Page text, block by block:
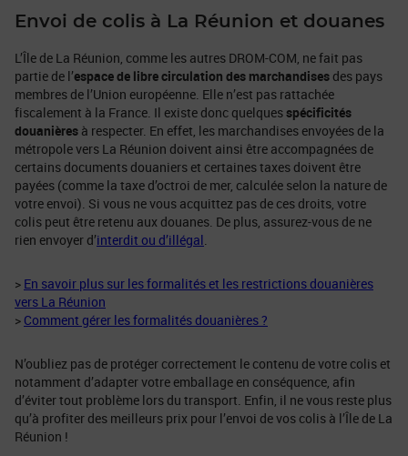
Envoi de colis à La Réunion et douanes
L’Île de La Réunion, comme les autres DROM-COM, ne fait pas
partie de l’espace de libre circulation des marchandises des pays
membres de l’Union européenne. Elle n’est pas rattachée
fiscalement à la France. Il existe donc quelquesspécificités
douanières à respecter. En effet, les marchandises envoyées de la
métropole vers La Réunion doivent ainsi être accompagnées de
certains documents douaniers et certaines taxes doivent être
payées (comme la taxe d’octroi de mer, calculée selon la nature de
votre envoi). Si vous ne vous acquittez pas de ces droits, votre
colis peut être retenu aux douanes. De plus, assurez-vous de ne
rien envoyer d’interdit ou d’illégal
> En savoir plus sur les formalités et les restrictions douanières
vers La Réunion
> Comment gérer les formalités douanières ?
N’oubliez pas de protéger correctement le contenu de votre colis et
notamment d’adapter votre emballage en conséquence, afin
d’éviter tout problème lors du transport. Enfin, il ne vous reste plus
qu’à profiter des meilleurs prix pour l’envoi de vos colis à l’Île de La
Réunion !